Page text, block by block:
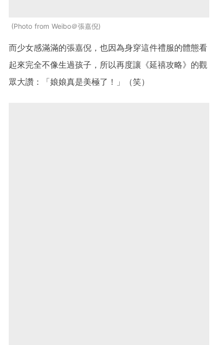
Photo from Weibo＠張嘉倪
而少女感滿滿的張嘉倪，也因為身穿這件禮服的體態看
起來完全不像生過孩子，所以再度讓《延禧攻略》的觀
眾大讚：「娘娘真是美極了！」（笑）